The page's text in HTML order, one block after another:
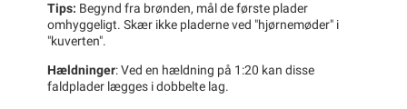
Tips: Begynd fra brønden, mål de første plader
omhyggeligt. Skær ikke pladerne ved "hjørnemøder" i
"kuverten".
Hældninger: Ved en hældning på 1:20 kan disse
faldplader lægges i dobbelte lag.